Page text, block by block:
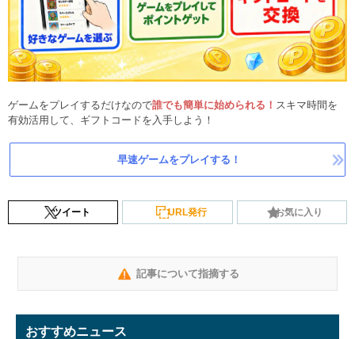
ゲームをプレイするだけなので誰でも簡単に始められる！ スキマ時間を
有効活用して、ギフトコードを入手しよう！
早速ゲームをプレイする！
ツイート URL発行 お気に入り
記事について指摘する
おすすめニュース